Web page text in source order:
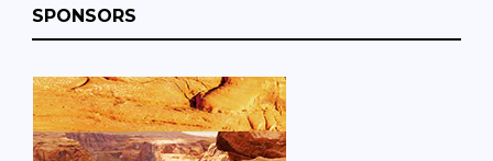
SPONSORS